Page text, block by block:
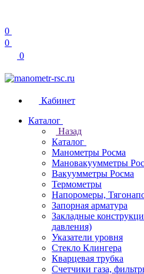
0
0
0
Кабинет
Каталог
Назад
Каталог
Манометры Росма
Мановакуумметры
Вакуумметры Росма
Термометры
Напоромеры,
Запорная арматура
Закладные
давления)
Указатели уровня
Стекло Клингера
Кварцевая трубка
Счетчики газа,